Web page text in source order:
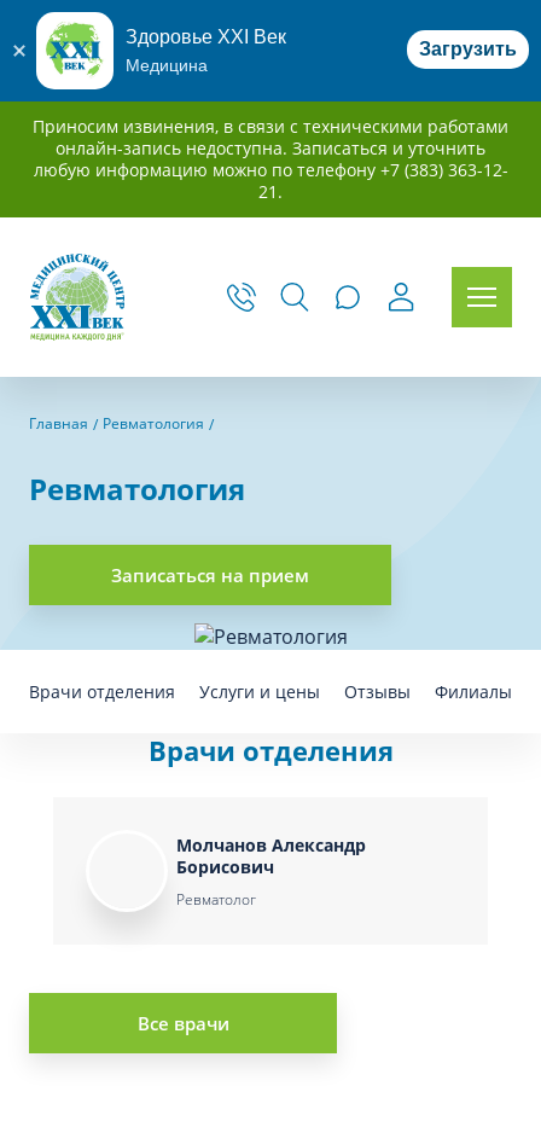
Здоровье XXI Век
Медицина
Загрузить
Приносим извинения, в связи с техническими работами
онлайн-запись недоступна. Записаться и уточнить
любую информацию можно по телефону +7 (383) 363-12-
21.
Главная Ревматология
Ревматология
Записаться на прием
Врачи отделения Услуги и цены Отзывы Филиалы
Врачи отделения
Молчанов Александр
Борисович
Ревматолог
Все врачи